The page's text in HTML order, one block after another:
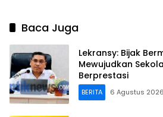
Baca Juga
Lekransy: Bijak
Mewujudkan
Berprestasi
BERITA 6 Agustus 2026